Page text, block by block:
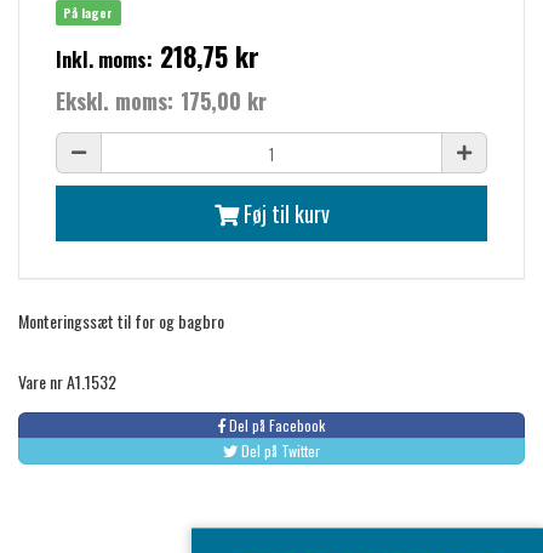
På lager
Inkl. moms: 218,75 kr
Ekskl. moms: 175,00 kr
Føj til kurv
Monteringssæt til for og bagbro
Vare nr A1.1532
Del på Facebook
Del på Twitter